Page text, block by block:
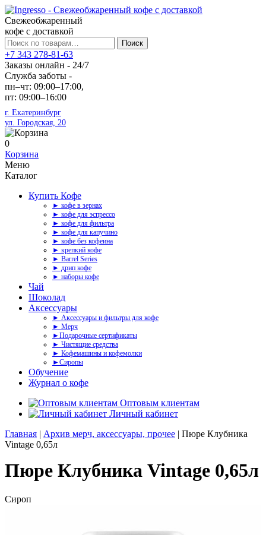
Свежеобжаренный
кофе с доставкой
Искать:
Поиск
+7 343 278-81-63
Заказы онлайн - 24/7
Служба заботы -
пн–чт: 09:00–17:00,
пт: 09:00–16:00
г. Екатеринбург
ул. Городская, 20
0
Корзина
Меню
Каталог
Купить Кофе
► кофе в зернах
► кофе для эспрессо
► кофе для фильтра
► кофе для капучино
► кофе без кофеина
► крепкий кофе
► Barrel Series
► дрип кофе
► наборы кофе
Чай
Шоколад
Аксессуары
► Аксессуары и фильтры для кофе
► Мерч
►Подарочные сертификаты
► Чистящие средства
► Кофемашины и кофемолки
►Сиропы
Обучение
Журнал о кофе
Оптовым клиентам
Личный кабинет
Главная | Архив мерч, аксессуары, прочее | Пюре Клубника
Vintage 0,65л
Пюре Клубника Vintage 0,65л
Сироп